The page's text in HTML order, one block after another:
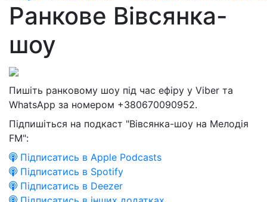
Ранкове Вівсянка-
шоу
Пишіть ранковому шоу під час ефіру у Viber та
WhatsApp за номером +380670090952.
Підпишіться на подкаст "Вівсянка-шоу на Мелодія
FM":
Підписатись в Apple Podcasts
Підписатись в Spotify
Підписатись в Deezer